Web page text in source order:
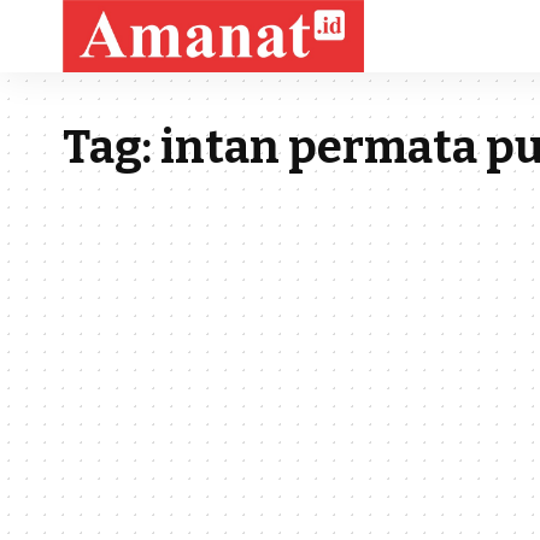
Tag:intan permata